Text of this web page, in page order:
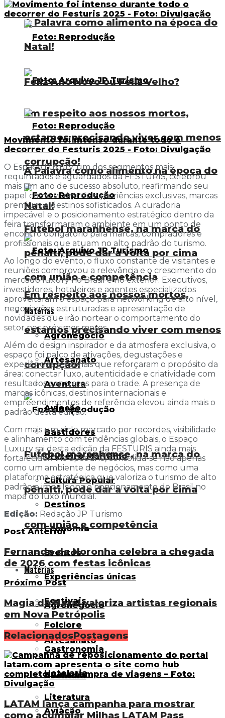
A Palavra como alimento na época do
Natal!
Em respeito aos nossos mortos,
estamos precisando viver com menos
corrupção!
Futebol maranhense, na marca do
pênalti, pode dar a volta por cima
com união e competência
Matérias
Agronegócio
Artesanato
Aventura
Aviação
Bastidores
Cruzeiro Marítimo
Cultura Popular
Destinos
Economia
Eventos
Experiências únicas
Festivais
Folclore
Gastronomia
Hotelaria
Literatura
Feliz Ano Novo ou Feliz Velho?
A Palavra como alimento na época do
Natal!
Em respeito aos nossos mortos,
estamos precisando viver com menos
corrupção!
Futebol maranhense, na marca do
pênalti, pode dar a volta por cima
com união e competência
Matérias
Agronegócio
Artesanato
Aventura
Aviação
Movimento foi intenso durante todo o
decorrer do Festuris 2025 - Foto: Divulgação
O Espaço Luxury, um dos segmentos mais
requintados e aguardados da FESTURIS, celebrou
mais um ano de sucesso absoluto, reafirmando seu
papel como vitrine de experiências exclusivas, marcas
premium e destinos sofisticados. A curadoria
impecável e o posicionamento estratégico dentro da
feira transformaram o ambiente em um ponto de
encontro obrigatório para marcas, compradores e
profissionais que atuam no alto padrão do turismo.
Ao longo do evento, o fluxo constante de visitantes e
reuniões comprovou a relevância e o crescimento do
mercado luxury no Brasil e no exterior. Executivos,
investidores, hoteleiros e agentes especializados
aproveitaram o espaço para networking de alto nível,
negociações estruturadas e apresentação de
novidades que irão nortear o comportamento do
setor nos próximos meses.
Além do design inspirador e da atmosfera exclusiva, o
espaço foi palco de ativações, degustações e
experiências sensoriais que reforçaram o propósito da
área: conectar luxo, autenticidade e criatividade com
resultados concretos para o trade. A presença de
marcas icônicas, destinos internacionais e
empreendimentos de referência elevou ainda mais o
padrão desta edição.
Com mais um ciclo marcado por recordes, visibilidade
e alinhamento com tendências globais, o Espaço
Luxury sai desta edição da FESTURIS ainda mais
fortalecido. Ano após ano, consolida-se não apenas
como um ambiente de negócios, mas como uma
plataforma estratégica que valoriza o turismo de alto
padrão e impulsiona o posicionamento do Brasil no
mapa do luxo mundial.
Edição: Redação JP Turismo
Post Anterior
Fernando de Noronha celebra a chegada
de 2026 com festas icônicas
Próximo Post
Magia do Natal valoriza artistas regionais
em Nova Petrópolis
RelacionadosPostagens
LATAM lança campanha para mostrar
como acumular Milhas LATAM Pass